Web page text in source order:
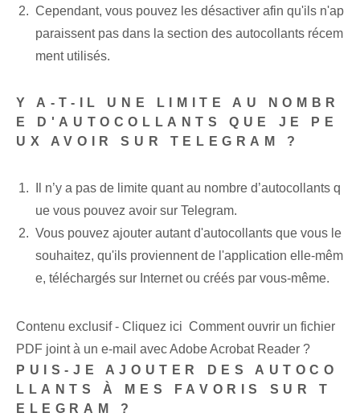
Cependant, vous pouvez les désactiver afin qu'ils n'ap
paraissent pas dans la section des autocollants récem
ment utilisés.
Y A-T-IL UNE LIMITE AU NOMBR
E D'AUTOCOLLANTS QUE JE PE
UX AVOIR SUR TELEGRAM ?
Il n’y a pas de limite quant au nombre d’autocollants q
ue vous pouvez avoir sur Telegram.
Vous pouvez ajouter autant d'autocollants que vous le
souhaitez, qu'ils proviennent de l'application elle-mêm
e, téléchargés sur Internet ou créés par vous-même.
Contenu exclusif - Cliquez ici Comment ouvrir un fichier
PDF joint à un e-mail avec Adobe Acrobat Reader ?
PUIS-JE AJOUTER DES AUTOCO
LLANTS À MES FAVORIS SUR T
ELEGRAM ?